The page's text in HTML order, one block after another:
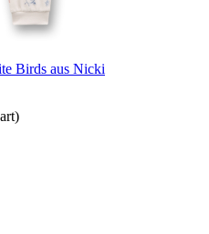
Birds aus Nicki